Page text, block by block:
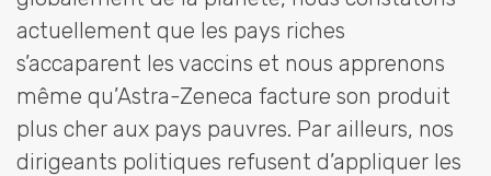
actuellement que les pays riches
s’accaparent les vaccins et nous apprenons
même qu’Astra-Zeneca facture son produit
plus cher aux pays pauvres. Par ailleurs, nos
dirigeants politiques refusent d’appliquer les